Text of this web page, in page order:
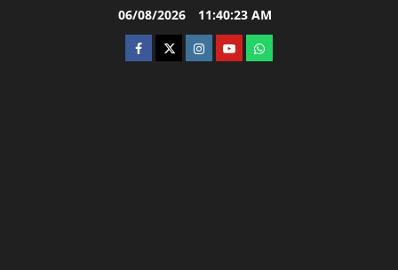
06/08/2026 11:40:24 AM
facebooktwitterinstagram.com
youtubewhatsapp